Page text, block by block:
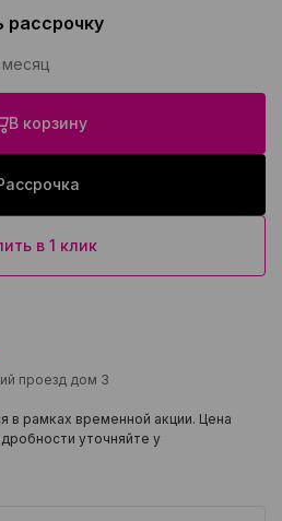
В корзину
в 1 клик
проезд дом 3
в рамках временной акции. Цена
уточняйте у